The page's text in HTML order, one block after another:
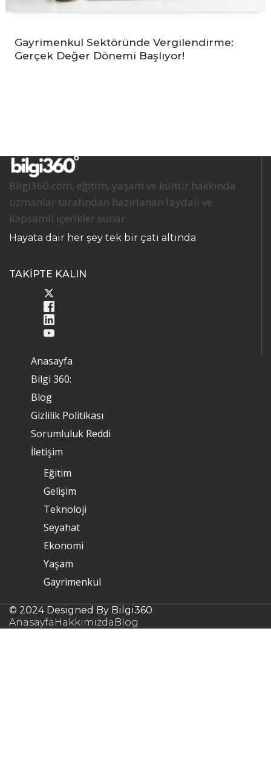
Gayrimenkul Sektöründe Vergilendirme:
Gerçek Değer Dönemi Başlıyor!
Bilgi360.com, eğitim, yaşam ve kültür hakkında
uzmanlar tarafından hazırlanan faydalı ve
kapsamlı içerikler sunar.
Hayata dair her şey tek bir çatı altında
TAKİPTE KALIN
Anasayfa
Bilgi 360:
Blog
Gizlilik Politikası
Sorumluluk Reddi
İletişim
Eğitim
Gelişim
Teknoloji
Seyahat
Ekonomi
Yaşam
Gayrimenkul
© 2024 Designed By Bilgi360
Anasayfa Hakkımızda Blog